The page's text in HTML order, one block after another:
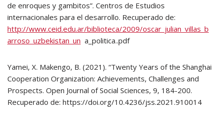
de enroques y gambitos”. Centros de Estudios
internacionales para el desarrollo. Recuperado de:
http://www.ceid.edu.ar/biblioteca/2009/oscar_julian_villas_b
arroso_uzbekistan_un a_politica..pdf
Yamei, X. Makengo, B. (2021). “Twenty Years of the Shanghai
Cooperation Organization: Achievements, Challenges and
Prospects. Open Journal of Social Sciences, 9, 184-200.
Recuperado de: https://doi.org/10.4236/jss.2021.910014